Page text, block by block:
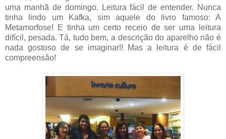
uma manhã de domingo. Leitura fácil de entender. Nunca
tinha lindo um Kafka, sim aquele do livro famoso: A
Metamorfose! E tinha um certo receio de ser uma leitura
difícil, pesada. Tá, tudo bem, a descrição do aparelho não é
nada gostoso de se imaginar!! Mas a leitura é de fácil
compreensão!